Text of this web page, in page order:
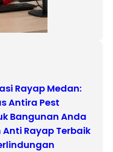
Rayap Medan:
Antira Pest
Bangunan Anda
Rayap Terbaik